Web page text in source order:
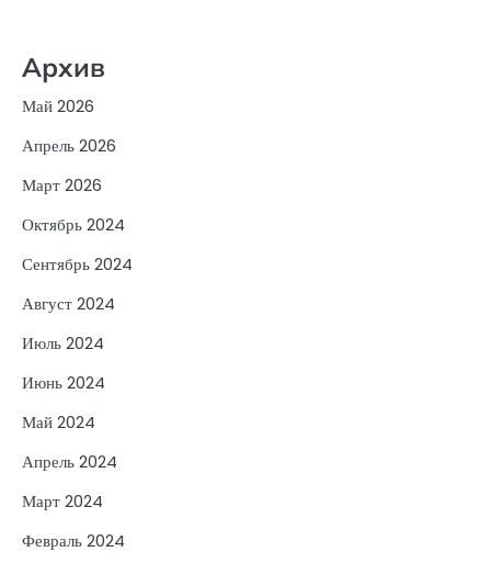
Архив
Май 2026
Апрель 2026
Март 2026
Октябрь 2024
Сентябрь 2024
Август 2024
Июль 2024
Июнь 2024
Май 2024
Апрель 2024
Март 2024
Февраль 2024